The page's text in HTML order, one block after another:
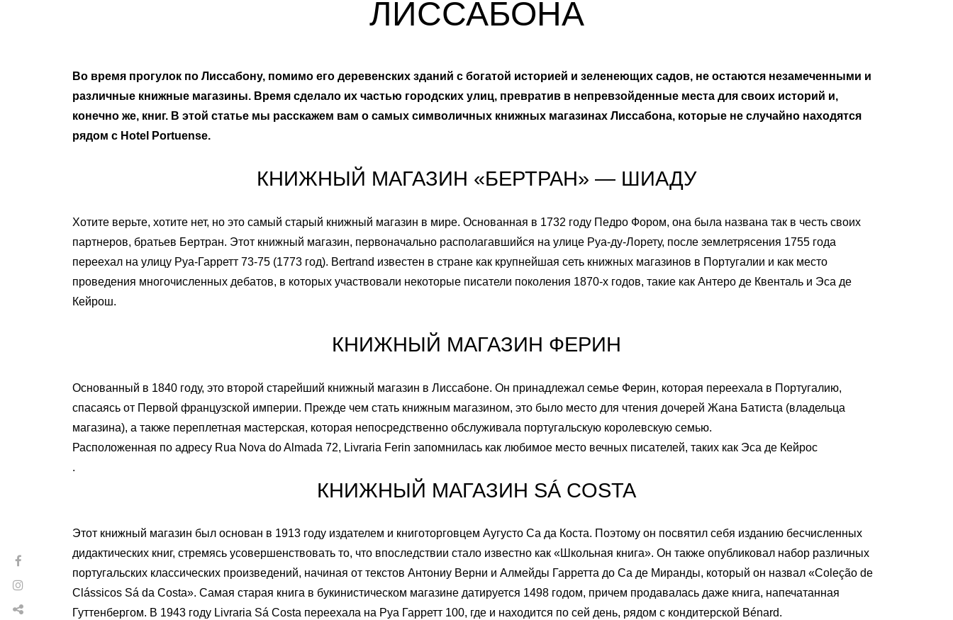
Английский Испанский Немецкий Французский Итальянский
Португальский,
Португалия
Русский
2
11
12
1
10
11
12
ЛИССАБОНА
Во время прогулок по Лиссабону, помимо его деревенских зданий с богатой историей и зеленеющих садов, не остаются незамеченными и
различные книжные магазины. Время сделало их частью городских улиц, превратив в непревзойденные места для своих историй и,
конечно же, книг. В этой статье мы расскажем вам о самых символичных книжных магазинах Лиссабона, которые не случайно находятся
рядом с Hotel Portuense.
КНИЖНЫЙ МАГАЗИН «БЕРТРАН» — ШИАДУ
Хотите верьте, хотите нет, но это самый старый книжный магазин в мире. Основанная в 1732 году Педро Фором, она была названа так в честь своих
партнеров, братьев Бертран. Этот книжный магазин, первоначально располагавшийся на улице Руа-ду-Лорету, после землетрясения 1755 года
переехал на улицу Руа-Гарретт 73-75 (1773 год). Bertrand известен в стране как крупнейшая сеть книжных магазинов в Португалии и как место
проведения многочисленных дебатов, в которых участвовали некоторые писатели поколения 1870-х годов, такие как Антеро де Квенталь и Эса де
Кейрош.
КНИЖНЫЙ МАГАЗИН ФЕРИН
Основанный в 1840 году, это второй старейший книжный магазин в Лиссабоне. Он принадлежал семье Ферин, которая переехала в Португалию,
спасаясь от Первой французской империи. Прежде чем стать книжным магазином, это было место для чтения дочерей Жана Батиста (владельца
магазина), а также переплетная мастерская, которая непосредственно обслуживала португальскую королевскую семью.
Расположенная по адресу Rua Nova do Almada 72, Livraria Ferin запомнилась как любимое место вечных писателей, таких как Эса де Кейрос
.
КНИЖНЫЙ МАГАЗИН SÁ COSTA
Этот книжный магазин был основан в 1913 году издателем и книготорговцем Аугусто Са да Коста. Поэтому он посвятил себя изданию бесчисленных
дидактических книг, стремясь усовершенствовать то, что впоследствии стало известно как «Школьная книга». Он также опубликовал набор различных
португальских классических произведений, начиная от текстов Антониу Верни и Алмейды Гарретта до Са де Миранды, который он назвал «Coleção de
Clássicos Sá da Costa». Самая старая книга в букинистическом магазине датируется 1498 годом, причем продавалась даже книга, напечатанная
Гуттенбергом. В 1943 году Livraria Sá Costa переехала на Руа Гарретт 100, где и находится по сей день, рядом с кондитерской Bénard.